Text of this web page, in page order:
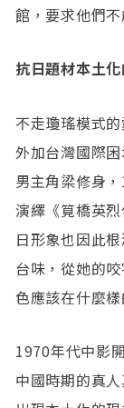
館，要求他們
抗日題材本土
不走瓊瑤模式
外加台灣國際
男主角梁修身
演繹《筧橋英
日形象也因此
台味，從她的
色應該在什麼
1970年代中影
中國時期的真